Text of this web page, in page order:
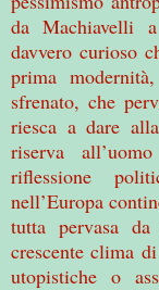
da Machiavelli
davvero curioso
prima
sfrenato, che
riesca a dare
riserva
riflessione
nell’Europa
tutta pervasa
crescente clima
utopistiche o